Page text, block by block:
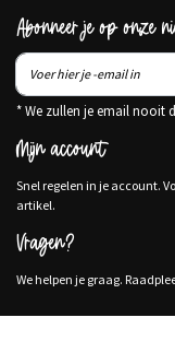
Abonneer je op onze
* We zullen je email nooit
Mijn account
Snel regelen in je account.
artikel.
Vragen?
We helpen je graag.